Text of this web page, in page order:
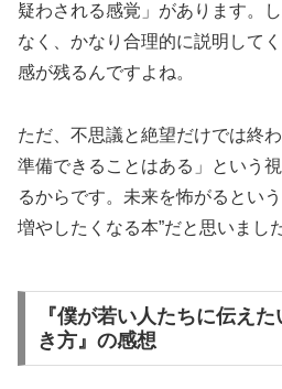
疑わされる感覚」があります。
なく、かなり合理的に説明して
感が残るんですよね。
ただ、不思議と絶望だけでは終
準備できることはある」という
るからです。未来を怖がるとい
増やしたくなる本”だと思いまし
『僕が若い人たちに伝え
き方』の感想